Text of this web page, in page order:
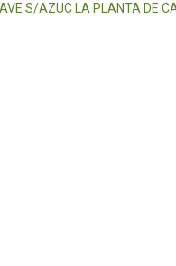
S/AZUC LA PLANTA DE